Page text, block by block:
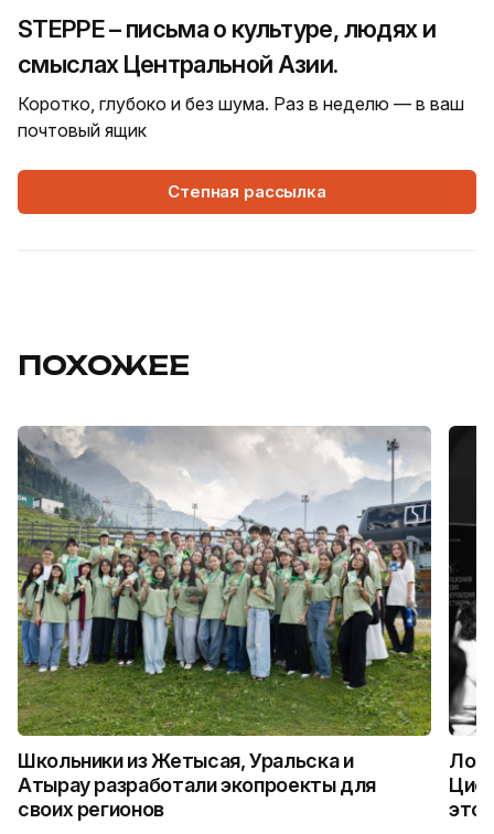
STEPPE – письма о культуре, людях и
смыслах Центральной Азии.
Коротко, глубоко и без шума. Раз в неделю — в ваш
почтовый ящик
Степная рассылка
ПОХОЖЕЕ
Школьники из Жетысая, Уральска и
Атырау разработали экопроекты для
своих регионов
это